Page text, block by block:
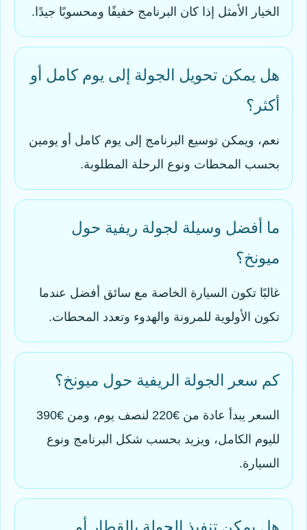
الخيار الأمثل إذا كان البرنامج خفيفًا ومحسوبًا جيدًا.
هل يمكن تحويل الجولة إلى يوم كامل أو
أكثر؟
نعم، ويمكن توسيع البرنامج إلى يوم كامل أو يومين
بحسب المحطات ونوع الرحلة المطلوبة.
ما أفضل وسيلة لجولة ريفية حول
ميونخ؟
غالبًا تكون السيارة الخاصة مع سائق أفضل عندما
تكون الأولوية للمرونة والهدوء وتعدد المحطات.
كم سعر الجولة الريفية حول ميونخ؟
السعر يبدأ عادة من €220 لنصف يوم، ومن €390
لليوم الكامل، ويزيد بحسب شكل البرنامج ونوع
السيارة.